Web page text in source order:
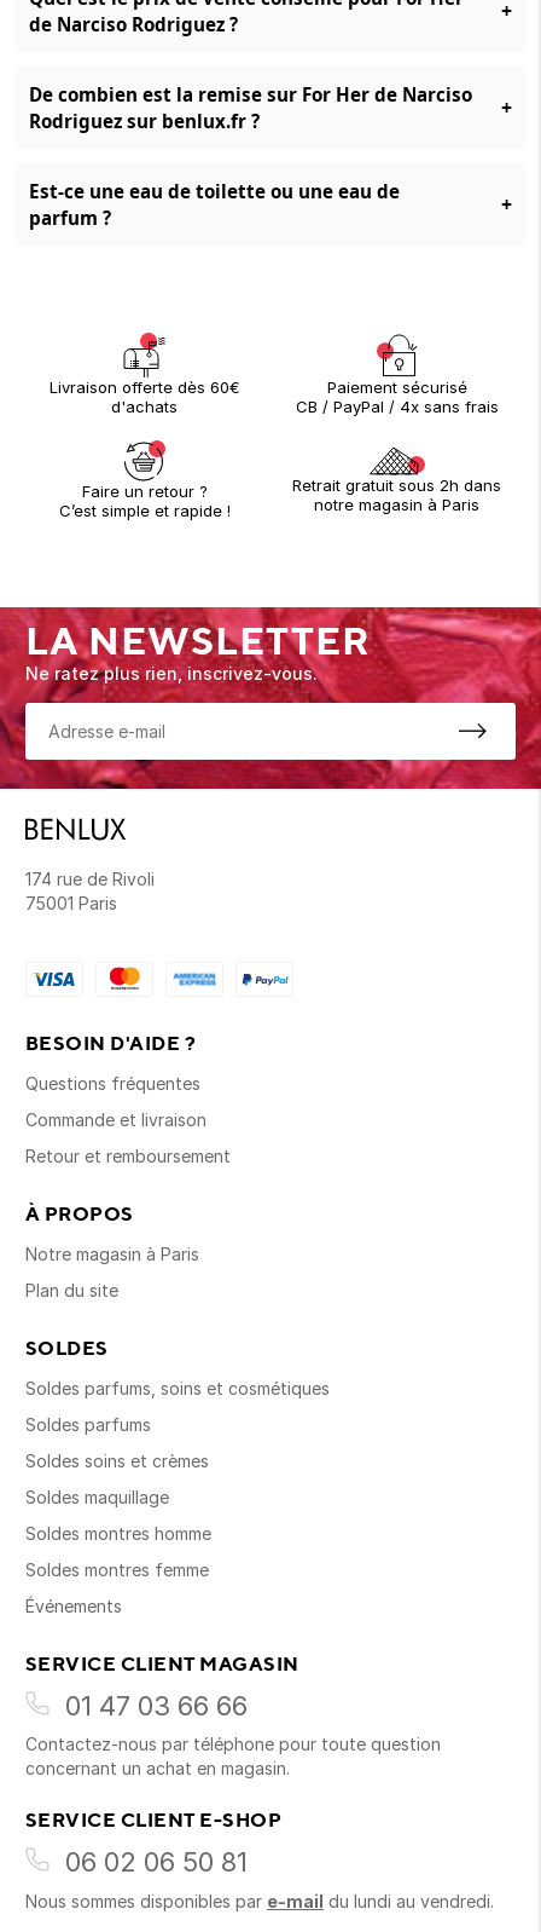
de Narciso Rodriguez ?
+
De combien est la remise sur For Her de Narciso
Rodriguez sur benlux.fr ?
+
Est-ce une eau de toilette ou une eau de
parfum ?
+
Livraison offerte dès 60€
d'achats
Paiement sécurisé
CB / PayPal / 4x sans frais
Faire un retour ?
C’est simple et rapide !
Retrait gratuit sous 2h dans
notre magasin à Paris
LA NEWSLETTER
Ne ratez plus rien, inscrivez-vous.
174 rue de Rivoli
75001 Paris
BESOIN D'AIDE ?
Questions fréquentes
Commande et livraison
Retour et remboursement
À PROPOS
Notre magasin à Paris
Plan du site
SOLDES
Soldes parfums, soins et cosmétiques
Soldes parfums
Soldes soins et crèmes
Soldes maquillage
Soldes montres homme
Soldes montres femme
Événements
SERVICE CLIENT MAGASIN
01 47 03 66 66
Contactez-nous par téléphone pour toute question
concernant un achat en magasin.
SERVICE CLIENT E-SHOP
06 02 06 50 81
Nous sommes disponibles par e-mail du lundi au vendredi.